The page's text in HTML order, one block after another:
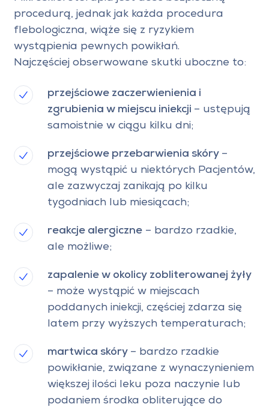
procedurą, jednak jak każda procedura
flebologiczna, wiąże się z ryzykiem
wystąpienia pewnych powikłań.
Najczęściej obserwowane skutki uboczne to:
przejściowe zaczerwienienia i
zgrubienia w miejscu iniekcji – ustępują
samoistnie w ciągu kilku dni;
przejściowe przebarwienia skóry –
mogą wystąpić u niektórych Pacjentów,
ale zazwyczaj zanikają po kilku
tygodniach lub miesiącach;
reakcje alergiczne – bardzo rzadkie,
ale możliwe;
zapalenie w okolicy zobliterowanej żyły
– może wystąpić w miejscach
poddanych iniekcji, częściej zdarza się
latem przy wyższych temperaturach;
martwica skóry – bardzo rzadkie
powikłanie, związane z wynaczynieniem
większej ilości leku poza naczynie lub
podaniem środka obliterujące do